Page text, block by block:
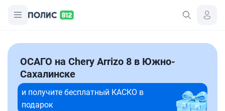
ОСАГО на Chery Arrizo 8 в Южно-
Сахалинске
и получите бесплатный КАСКО в
подарок